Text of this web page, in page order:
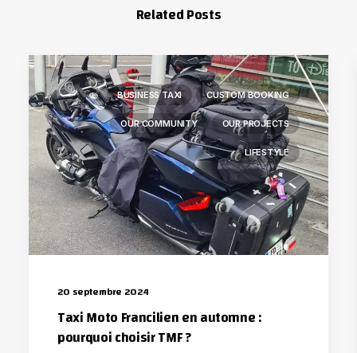
Related Posts
BUSINESS TAXI CUSTOM BOOKING
OUR COMMUNITY OUR PROJECTS
LIFESTYLE
20 septembre 2024
Taxi Moto Francilien en automne :
pourquoi choisir TMF ?